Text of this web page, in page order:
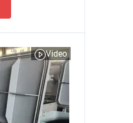
Video